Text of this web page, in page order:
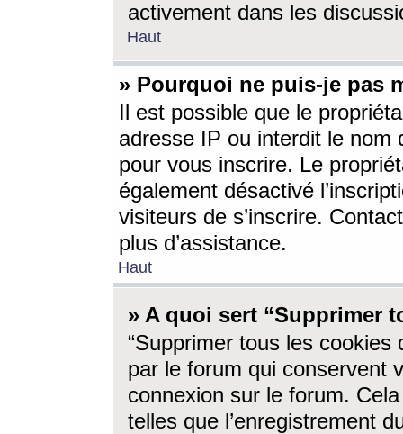
activement dans les
Haut
» Pourquoi ne puis-je pas
Il est possible que le
adresse IP ou interdit le nom
pour vous inscrire. Le
également désactivé
visiteurs de s’inscrire.
plus d’assistance.
Haut
» A quoi sert “Supprimer
“Supprimer tous les cookies
par le forum qui conservent
connexion sur le forum.
telles que l’enregistrement